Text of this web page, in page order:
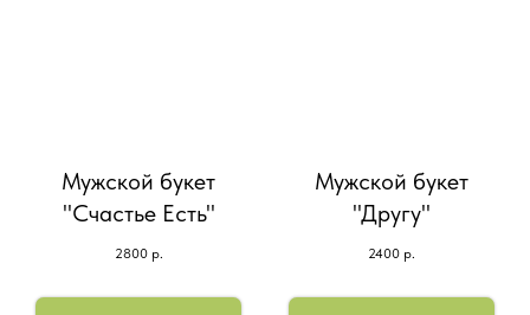
Мужской букет
"Счастье Есть"
2800 р.
Мужской букет
"Другу"
2400 р.